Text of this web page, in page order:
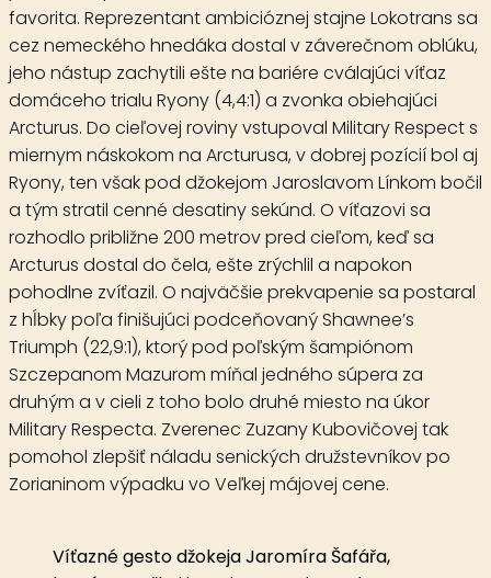
favorita. Reprezentant ambicióznej stajne Lokotrans sa
cez nemeckého hnedáka dostal v záverečnom oblúku,
jeho nástup zachytili ešte na bariére cválajúci víťaz
domáceho trialu Ryony (4,4:1) a zvonka obiehajúci
Arcturus. Do cieľovej roviny vstupoval Military Respect s
miernym náskokom na Arcturusa, v dobrej pozícií bol aj
Ryony, ten však pod džokejom Jaroslavom Línkom bočil
a tým stratil cenné desatiny sekúnd. O víťazovi sa
rozhodlo približne 200 metrov pred cieľom, keď sa
Arcturus dostal do čela, ešte zrýchlil a napokon
pohodlne zvíťazil. O najväčšie prekvapenie sa postaral
z hĺbky poľa finišujúci podceňovanýShawnee’s
Triumph (22,9:1), ktorý pod poľským šampiónom
Szczepanom Mazurom míňal jedného súpera za
druhým a v cieli z toho bolo druhé miesto na úkor
Military Respecta. Zverenec Zuzany Kubovičovej tak
pomohol zlepšiť náladu senických družstevníkov po
Zorianinom výpadku vo Veľkej májovej cene.
Víťazné gesto džokeja Jaromíra Šafářa,